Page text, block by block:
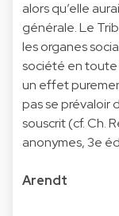
alors qu’elle
générale. Le
les organes
société en toute
un effet
pas se prévaloir
souscrit (cf. Ch.
anonymes, 3e
Arendt